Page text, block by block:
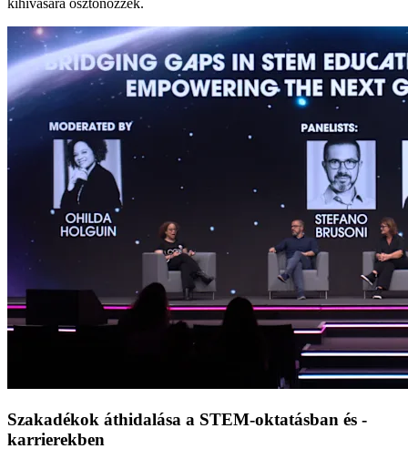
kihívására ösztönözzék.
Szakadékok áthidalása a STEM-oktatásban és -
karrierekben